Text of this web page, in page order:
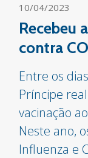
10/04/2023
Recebeu
contra
Entre os
Príncipe
vacinação
Neste ano,
Influenza e